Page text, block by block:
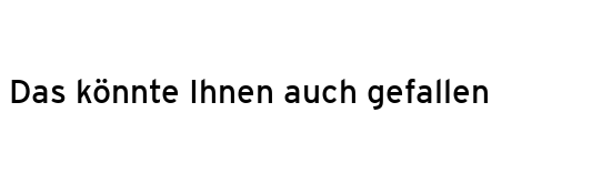
Das könnte Ihnen auch gefallen